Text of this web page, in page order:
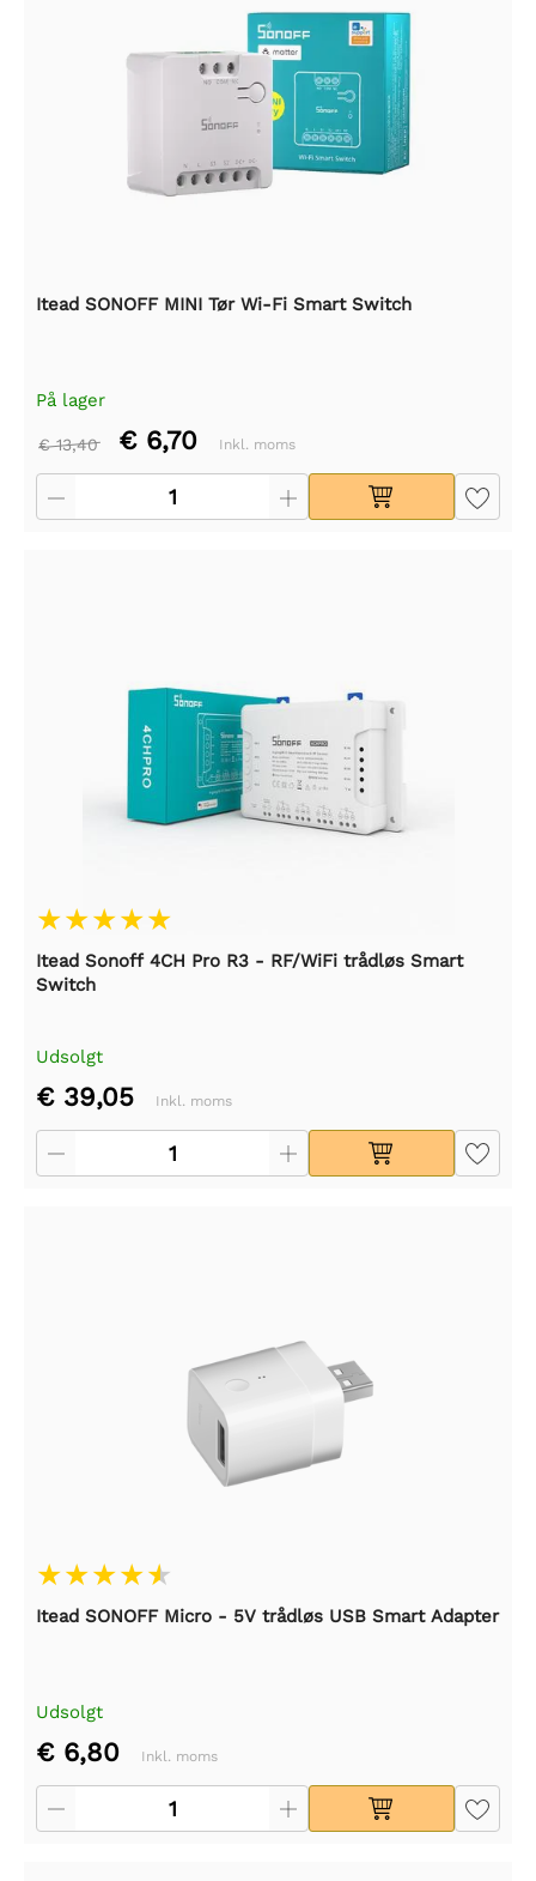
Itead SONOFF MINI Tør Wi-Fi Smart Switch
På lager
€ 13,40 € 6,70 Inkl. moms
Itead Sonoff 4CH Pro R3 - RF/WiFi trådløs Smart
Switch
Udsolgt
€ 39,05 Inkl. moms
Itead SONOFF Micro - 5V trådløs USB Smart Adapter
Udsolgt
€ 6,80 Inkl. moms